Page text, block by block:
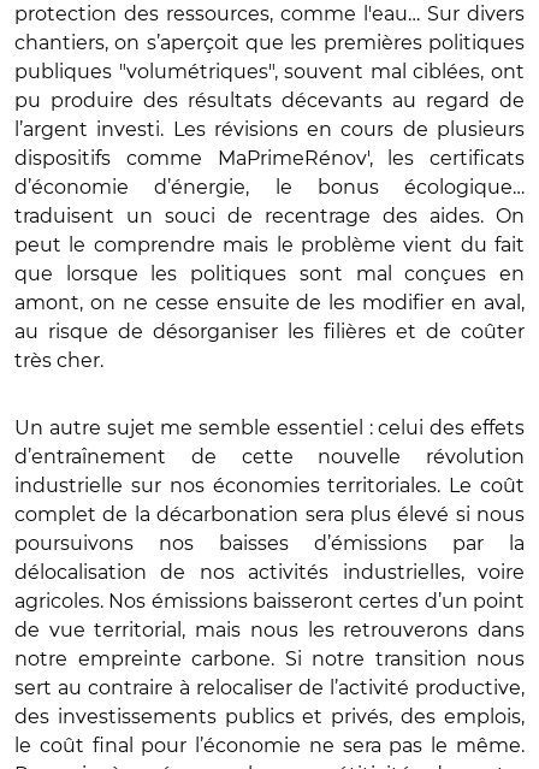
protection des ressources, comme l'eau… Sur divers
chantiers, on s’aperçoit que les premières politiques
publiques "volumétriques", souvent mal ciblées, ont
pu produire des résultats décevants au regard de
l’argent investi. Les révisions en cours de plusieurs
dispositifs comme MaPrimeRénov', les certificats
d’économie d’énergie, le bonus écologique…
traduisent un souci de recentrage des aides. On
peut le comprendre mais le problème vient du fait
que lorsque les politiques sont mal conçues en
amont, on ne cesse ensuite de les modifier en aval,
au risque de désorganiser les filières et de coûter
très cher.
Un autre sujet me semble essentiel : celui des effets
d’entraînement de cette nouvelle révolution
industrielle sur nos économies territoriales. Le coût
complet de la décarbonation sera plus élevé si nous
poursuivons nos baisses d’émissions par la
délocalisation de nos activités industrielles, voire
agricoles. Nos émissions baisseront certes d’un point
de vue territorial, mais nous les retrouverons dans
notre empreinte carbone. Si notre transition nous
sert au contraire à relocaliser de l’activité productive,
des investissements publics et privés, des emplois,
le coût final pour l’économie ne sera pas le même.